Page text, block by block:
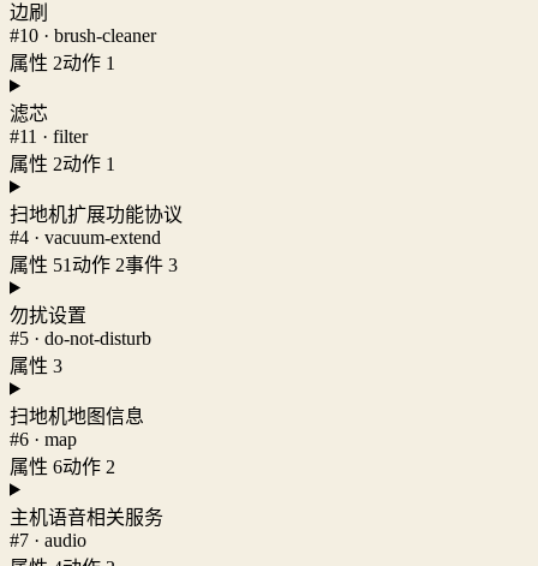
边刷
#10 · brush-cleaner
属性 2动作 1
滤芯
#11 · filter
属性 2动作 1
扫地机扩展功能协议
#4 · vacuum-extend
属性 51动作 2事件 3
勿扰设置
#5 · do-not-disturb
属性 3
扫地机地图信息
#6 · map
属性 6动作 2
主机语音相关服务
#7 · audio